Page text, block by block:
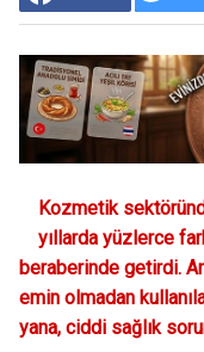
Kozmetik
yıllarda yüzlerce
beraberinde getirdi.
emin olmadan
yana, ciddi sağlık